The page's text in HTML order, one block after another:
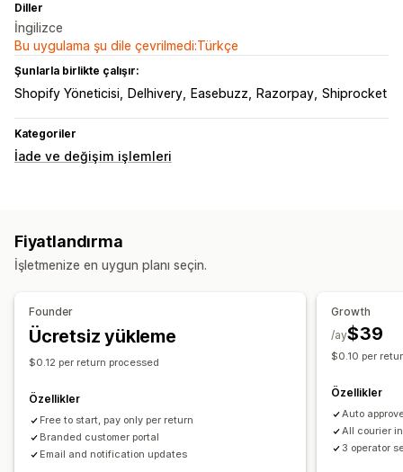
Diller
İngilizce
Bu uygulama şu dile çevrilmedi:Türkçe
Şunlarla birlikte çalışır:
Shopify Yöneticisi Delhivery Easebuzz Razorpay Shiprocket
Kategoriler
İade ve değişim işlemleri
Fiyatlandırma
İşletmenize en uygun planı seçin.
Founder
Ücretsiz yükleme
$0.12 per return processed
Özellikler
Free to start, pay only per return
Branded customer portal
Email and notification updates
Growth
$39
/ay
$0.10 per
Özellikler
Auto
All courier
3 operator